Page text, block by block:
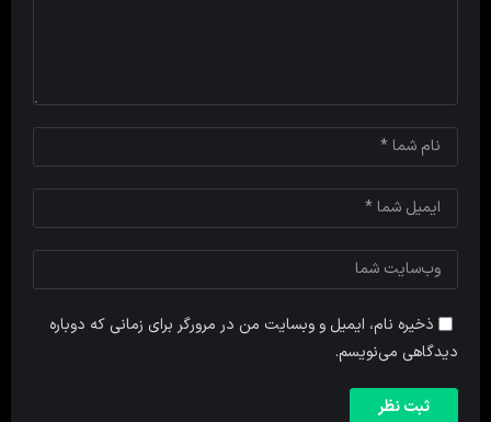
ذخیره نام، ایمیل و وبسایت من در مرورگر برای زمانی که دوباره
دیدگاهی می‌نویسم.